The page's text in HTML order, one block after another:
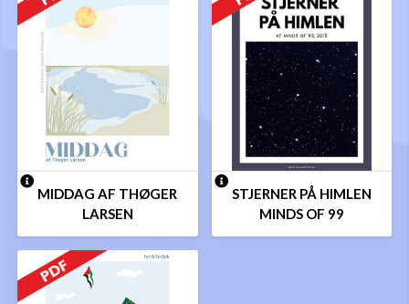
MIDDAG AF THØGER
LARSEN
STJERNER PÅ HIMLEN
MINDS OF 99